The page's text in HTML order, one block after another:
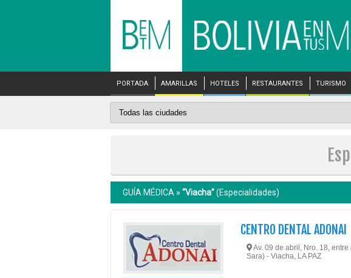
PORTADA AMARILLAS HOTELES RESTAURANTES TURISMO
GUÍA MÉDICA » “Viacha”(Especialidades)
CENTRO DENTAL ADONAI
Av. 09 de abril, Nro. 18,
Sara) - Viacha, LA PAZ